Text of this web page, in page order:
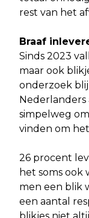
rest van het
Braaf
Sinds 2023
maar ook
onderzoek
simpelweg
vinden om
26 procent
het soms ook
men een blik
een aantal
blikjes niet